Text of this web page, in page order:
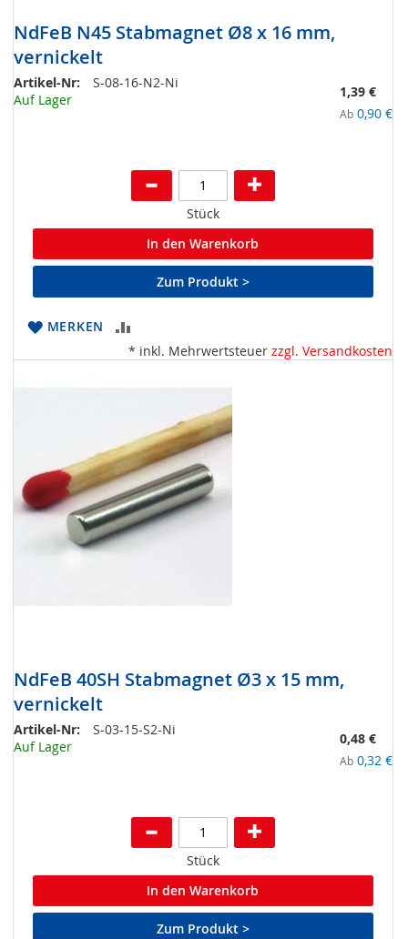
NdFeB N45 Stabmagnet Ø8 x 16 mm,
vernickelt
Artikel-Nr:
S-08-16-N2-Ni
Auf Lager
1,39 €
Ab 0,90 €
Stück
In den Warenkorb
Zum Produkt >
MERKEN
VERGLEICHSLISTE
* inkl. Mehrwertsteuer zzgl. Versandkosten
NdFeB 40SH Stabmagnet Ø3 x 15 mm,
vernickelt
Artikel-Nr:
S-03-15-S2-Ni
Auf Lager
0,48 €
Ab 0,32 €
Stück
In den Warenkorb
Zum Produkt >